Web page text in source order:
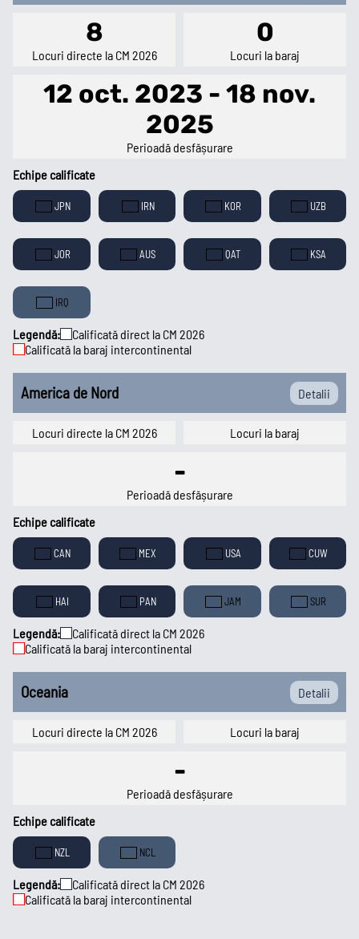
8
Locuri directe la CM 2026
0
Locuri la baraj
12 oct. 2023 - 18 nov.
2025
Perioadă desfășurare
Echipe calificate
JPN IRN KOR UZB
JOR AUS QAT KSA
IRQ
Legendă:
Calificată direct la CM 2026
Calificată la baraj intercontinental
America de Nord Detalii
Locuri directe la CM 2026 Locuri la baraj
-
Perioadă desfășurare
Echipe calificate
CAN MEX USA CUW
HAI PAN JAM SUR
Legendă:
Calificată direct la CM 2026
Calificată la baraj intercontinental
Oceania Detalii
Locuri directe la CM 2026 Locuri la baraj
-
Perioadă desfășurare
Echipe calificate
NZL NCL
Legendă:
Calificată direct la CM 2026
Calificată la baraj intercontinental